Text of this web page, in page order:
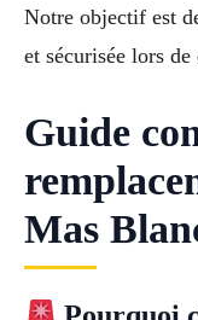
Notre objectif est
et sécurisée lors
Guide
Mas